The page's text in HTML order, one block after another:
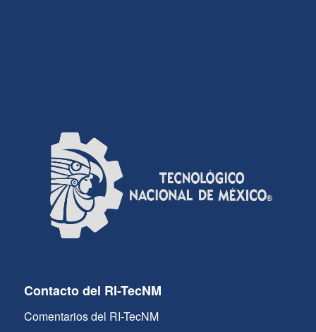
Contacto del RI-TecNM
Comentarios del RI-TecNM